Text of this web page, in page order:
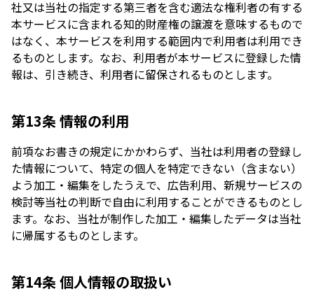
社又は当社の指定する第三者を含む適法な権利者の有する
本サービスに含まれる知的財産権の譲渡を意味するもので
はなく、本サービスを利用する範囲内で利用者は利用でき
るものとします。なお、利用者が本サービスに登録した情
報は、引き続き、利用者に留保されるものとします。
第13条 情報の利用
前項なお書きの規定にかかわらず、当社は利用者の登録し
た情報について、特定の個人を特定できない（含まない）
よう加工・編集をしたうえで、広告利用、新規サービスの
検討等当社の判断で自由に利用することができるものとし
ます。なお、当社が制作した加工・編集したデータは当社
に帰属するものとします。
第14条 個人情報の取扱い